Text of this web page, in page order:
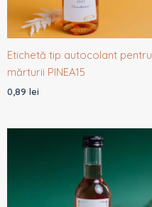
Etichetă tip autocolant pentru
mărturii PINEA15
0,89 lei